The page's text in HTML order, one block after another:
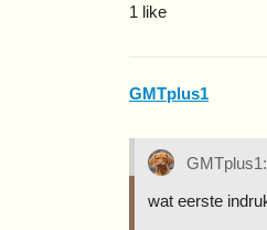
1 like
GMTplus1
GMTplus1:
wat eerste